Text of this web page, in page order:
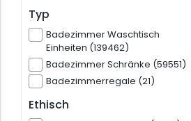
Typ
Badezimmer Waschtisch
Einheiten (139462)
Badezimmer Schränke (59551)
Badezimmerregale (21)
Ethisch